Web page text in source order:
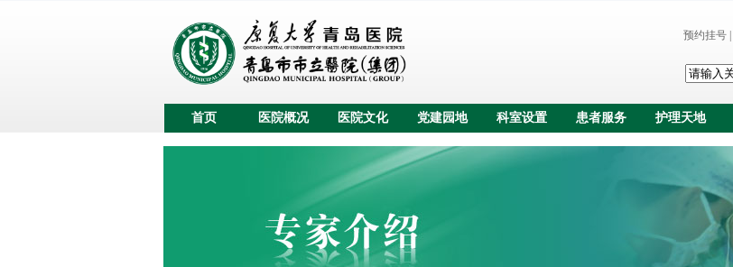
预约挂号
首页 医院概况 医院文化 党建园地 科室设置 患者服务 护理天地